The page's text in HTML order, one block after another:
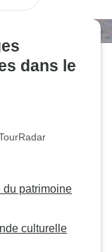
dans le
du patrimoine
culturelle